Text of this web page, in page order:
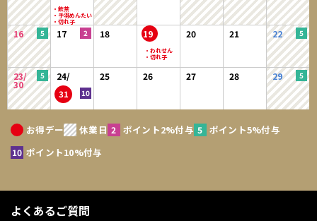
16 17 18 19 20 21 22
23/
30
24/
31
25 26 27 28 29
お得デー 休業日 ポイント2%付与
ポイント5%付与
ポイント10%付与
よくあるご質問